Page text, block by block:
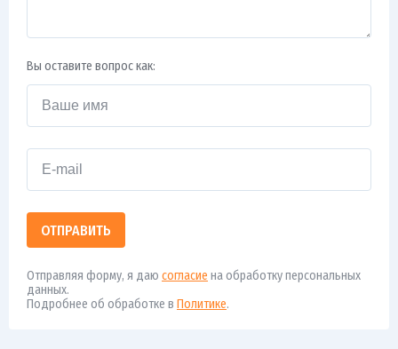
Вы оставите вопрос как:
ОТПРАВИТЬ
Отправляя форму, я даю согласие на обработку персональных
данных.
Подробнее об обработке в Политике.